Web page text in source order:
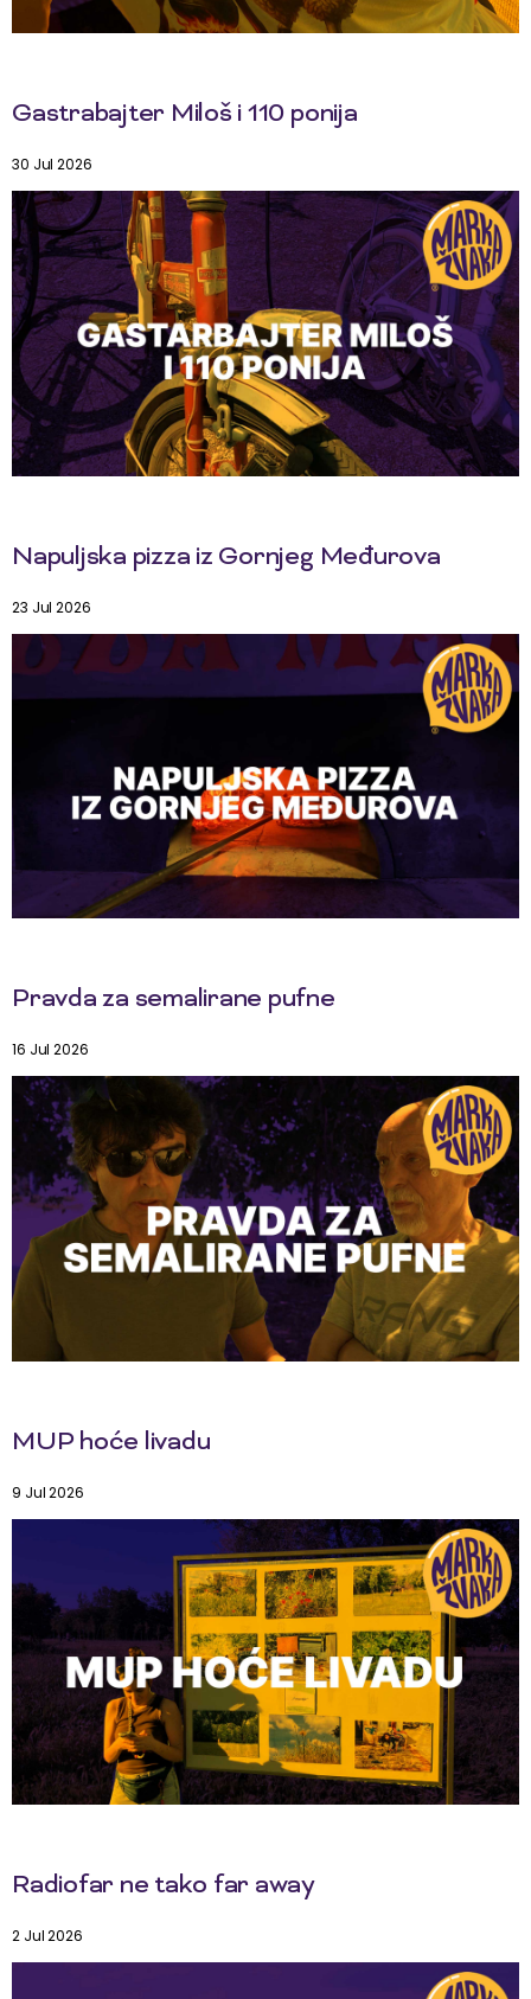
Gastrabajter Miloš i 110 ponija
30 Jul 2026
Napuljska pizza iz Gornjeg Međurova
23 Jul 2026
Pravda za semalirane pufne
16 Jul 2026
MUP hoće livadu
9 Jul 2026
Radiofar ne tako far away
2 Jul 2026